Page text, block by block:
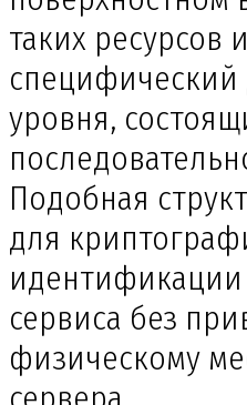
таких ресурсов
специфический
уровня,
Подобная
для
идентификации
сервиса без
физическому